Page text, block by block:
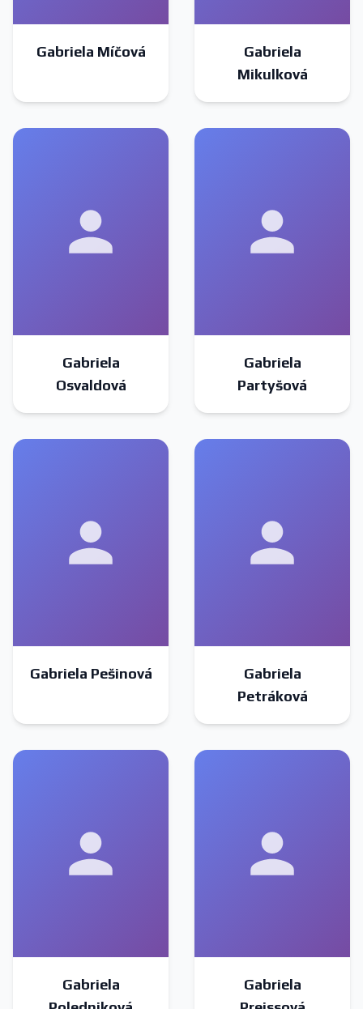
Gabriela Míčová
Gabriela
Mikulková
Gabriela
Osvaldová
Gabriela
Partyšová
Gabriela Pešinová
Gabriela
Petráková
Gabriela
Gabriela